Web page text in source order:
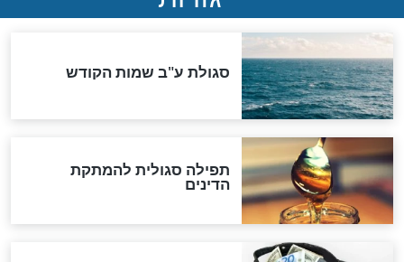
המסמך האבוד שנחשף
במרתפי מוסקבה: כתב היד
הנדיר של הרשב"ם התגלה
"מודה לקב"ה על כל השנים"